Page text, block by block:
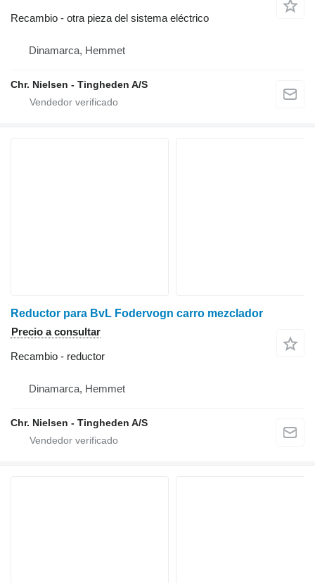
Recambio - otra pieza del sistema eléctrico
Dinamarca, Hemmet
Chr. Nielsen - Tingheden A/S
Reductor para BvL Fodervogn carro mezclador
Precio a consultar
Recambio - reductor
Dinamarca, Hemmet
Chr. Nielsen - Tingheden A/S